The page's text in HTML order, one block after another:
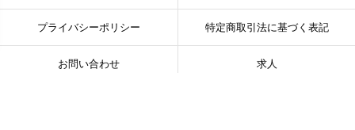
プライバシーポリシー 特定商取引法に基づく表記
お問い合わせ 求人